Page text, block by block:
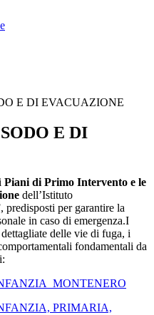
E DI EVACUAZIONE
E DI
Piani di Primo Intervento e le
dell’Istituto
predisposti per garantire la
in caso di emergenza.I
delle vie di fuga, i
fondamentali da
PRIMARIA,